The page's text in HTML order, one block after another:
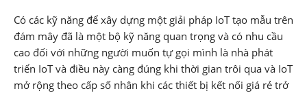
Có các kỹ năng để xây dựng một giải pháp IoT tạo mẫu trên
đám mây đã là một bộ kỹ năng quan trọng và có nhu cầu
cao đối với những người muốn tự gọi mình là nhà phát
triển IoT và điều này càng đúng khi thời gian trôi qua và IoT
mở rộng theo cấp số nhân khi các thiết bị kết nối giá rẻ trở